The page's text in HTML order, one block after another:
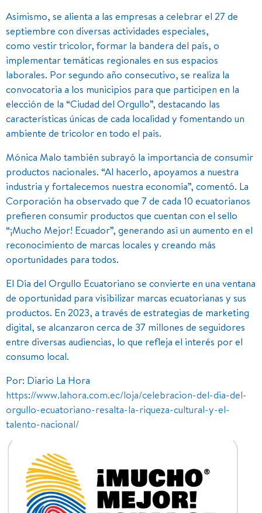
Asimismo, se alienta a las empresas a celebrar el 27 de
septiembre con diversas actividades especiales,
como vestir tricolor, formar la bandera del país, o
implementar temáticas regionales en sus espacios
laborales. Por segundo año consecutivo, se realiza la
convocatoria a los municipios para que participen en la
elección de la “Ciudad del Orgullo”, destacando las
características únicas de cada localidad y fomentando un
ambiente de tricolor en todo el país.
Mónica Malo también subrayó la importancia de consumir
productos nacionales. “Al hacerlo, apoyamos a nuestra
industria y fortalecemos nuestra economía”, comentó. La
Corporación ha observado que 7 de cada 10 ecuatorianos
prefieren consumir productos que cuentan con el sello
“¡Mucho Mejor! Ecuador”, generando así un aumento en el
reconocimiento de marcas locales y creando más
oportunidades para todos.
El Día del Orgullo Ecuatoriano se convierte en una ventana
de oportunidad para visibilizar marcas ecuatorianas y sus
productos. En 2023, a través de estrategias de marketing
digital, se alcanzaron cerca de 37 millones de seguidores
entre diversas audiencias, lo que refleja el interés por el
consumo local.
Por: Diario La Hora
https://www.lahora.com.ec/loja/celebracion-del-dia-del-
orgullo-ecuatoriano-resalta-la-riqueza-cultural-y-el-
talento-nacional/